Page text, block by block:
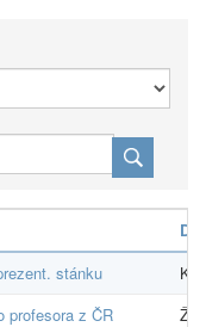
stánku
profesora z ČR